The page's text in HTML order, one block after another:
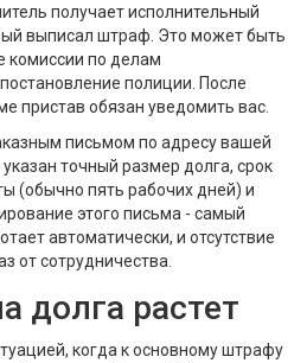
получает исполнительный
выписал штраф. Это может быть
по делам
полиции. После
пристав обязан уведомить вас.
письмом по адресу вашей
точный размер долга, срок
(обычно пять рабочих дней) и
этого письма - самый
автоматически, и отсутствие
от сотрудничества.
долга растет
когда к основному штрафу